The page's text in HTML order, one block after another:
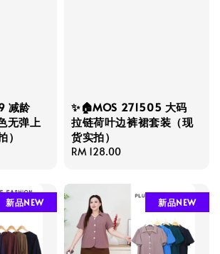
减龄
无弹上
✨🏠MOS 271505 大码
拉链荷叶边裤裙套装（现
货实拍）
Regular
RM 128.00
新品NEW 新品NEW